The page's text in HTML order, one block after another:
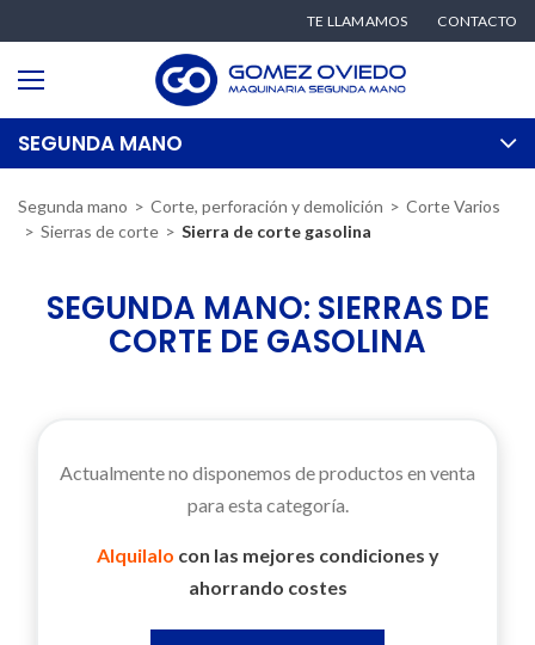
TE LLAMAMOS CONTACTO
SEGUNDA MANO
Segunda mano Corte, perforación y demolición
Corte Varios
Sierras de corte
Sierra de corte gasolina
SEGUNDA MANO: SIERRAS DE
CORTE DE GASOLINA
Actualmente no disponemos de productos en venta
para esta categoría.
Alquilalo con las mejores condiciones y
ahorrando costes